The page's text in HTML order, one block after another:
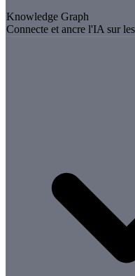
Knowledge Graph
Connecte et ancre l'IA sur